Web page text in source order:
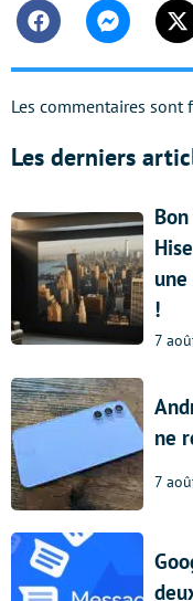
FacebookMessenger
Les commentaires sont
Les derniers
!
7
ne
7